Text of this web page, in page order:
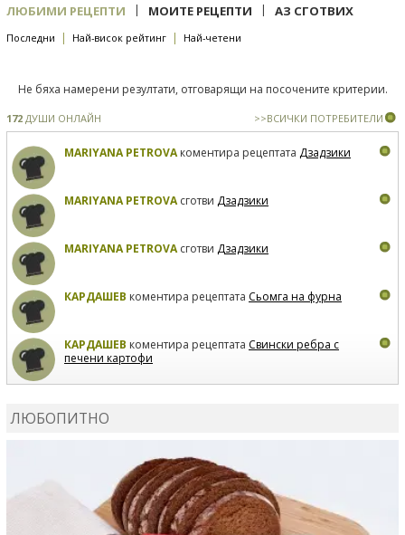
ЛЮБИМИ РЕЦЕПТИ | МОИТЕ РЕЦЕПТИ | АЗ СГОТВИХ
Последни | Най-висок рейтинг | Най-четени
Не бяха намерени резултати, отговарящи на посочените критерии.
172 ДУШИ ОНЛАЙН >>ВСИЧКИ ПОТРЕБИТЕЛИ
MARIYANA PETROVAкоментира рецептата Дзадзики
MARIYANA PETROVAсготви Дзадзики
MARIYANA PETROVAсготви Дзадзики
КАРДАШЕВ коментира рецептата Сьомга на фурна
КАРДАШЕВ коментира рецептата Свински ребра с
печени картофи
ЛЮБОПИТНО